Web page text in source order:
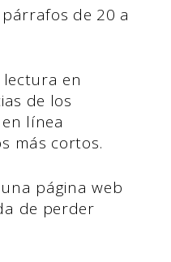
de 20 a
lectura en
de los
línea
más cortos.
página web
de perder